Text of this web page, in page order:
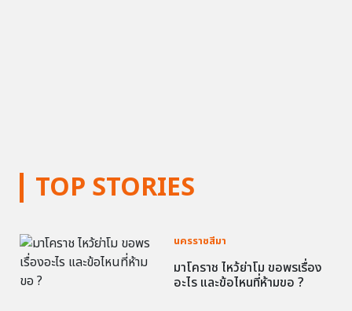
TOP STORIES
นครราชสีมา
มาโคราช ไหว้ย่าโม ขอพรเรื่อง
อะไร และข้อไหนที่ห้ามขอ ?